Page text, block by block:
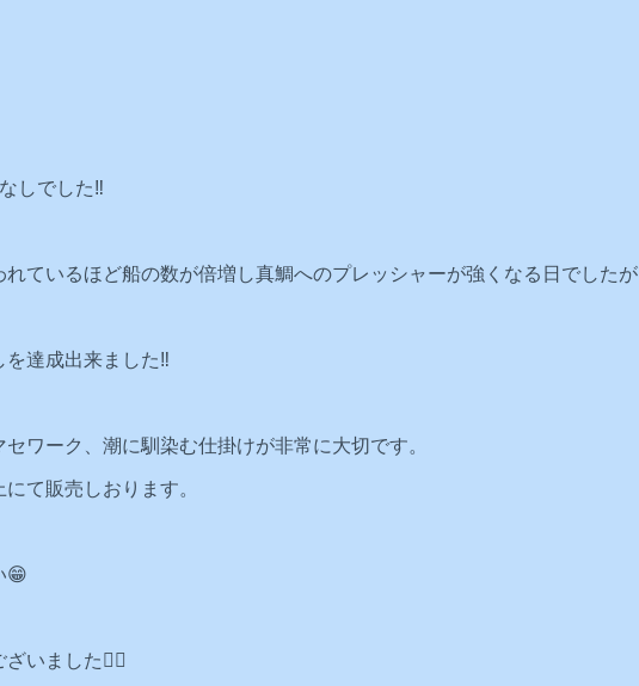
しでした‼️
れているほど船の数が倍増し真鯛へのプレッシャーが強くなる日でしたが
達成出来ました‼️
ワーク、潮に馴染む仕掛けが非常に大切です。
て販売しおります。
😁
いました🙇‍♂️